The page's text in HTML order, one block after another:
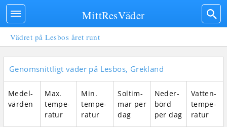
Vädret på Lesbos året runt
Genomsnittligt väder på Lesbos, Grekland
Medel­
vär­den
Max.
tempe­
ratur
Min.
tempe­
ratur
Sol­tim­
mar per
dag
Neder­
börd
per dag
Vatten­
tempe­
ratur
MittResVäder